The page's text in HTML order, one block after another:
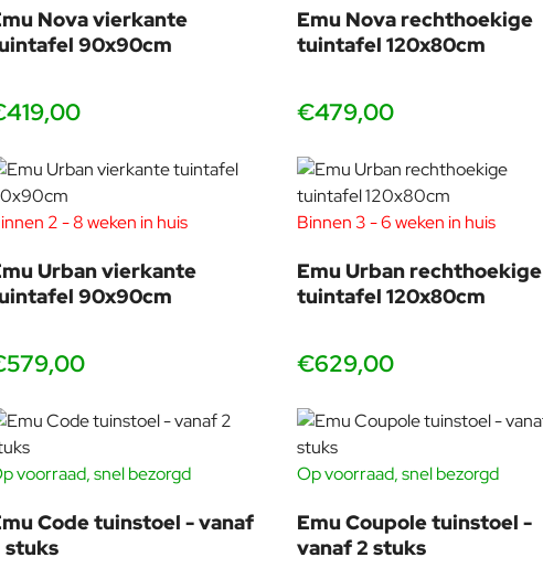
Onderhoud is eenvoudig: afnemen met water en een mild
beschermen met vaseline-olie of autowas, zodat de afwerking
Star stoelen voor horeca en projecten
met kleuraccenten kunt werken. Door de robuuste afwerking is
Waarom Emu Star bestellen bij Veurst
Bij Veurst vind je niet alleen veel Emu, maar vooral veel kennis en
graag over kleurmixen, opstellingen en de beste match met tafels.
Nova vierkante
90x90cm
Emu Nova rechthoekige
tuintafel 120x80cm
€479,00
2 - 8 weken in huis
Urban vierkante
90x90cm
Binnen 3 - 6 weken in huis
Emu Urban rechthoekige
tuintafel 120x80cm
€629,00
voorraad, snel bezorgd
Code tuinstoel - vanaf
stuks
Op voorraad, snel bezorgd
Emu Coupole tuinstoel -
vanaf 2 stuks